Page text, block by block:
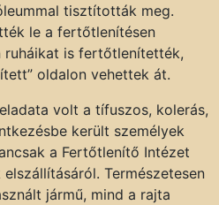
tisztították meg.
le a fertőtlenítésen
ruháikat is fertőtlenítették,
oldalon vehettek át.
volt a tífuszos, kolerás,
került személyek
a Fertőtlenítő Intézet
Természetesen
jármű, mind a rajta